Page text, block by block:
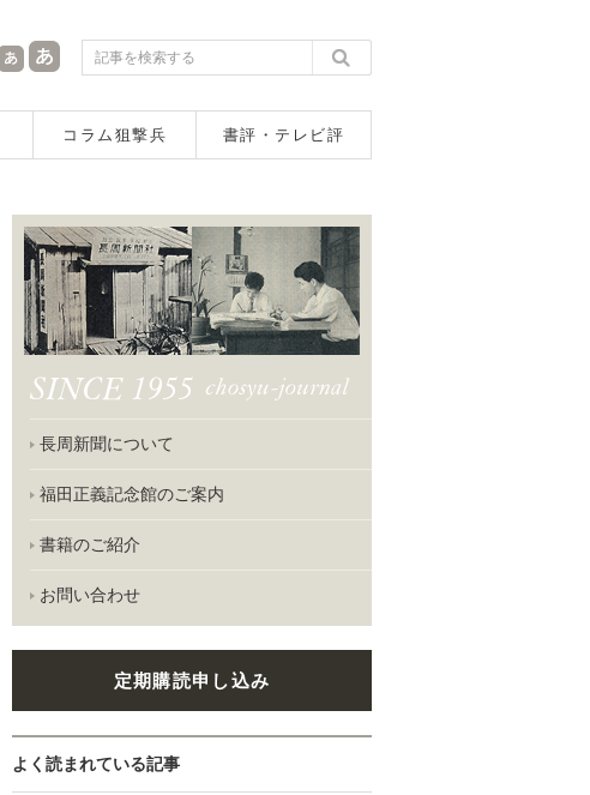
コラム狙撃兵 書評・テレビ評
長周新聞について
福田正義記念館のご案内
書籍のご紹介
お問い合わせ
定期購読申し込み
よく読まれている記事